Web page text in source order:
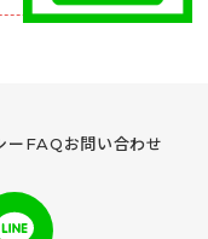
ーFAQお問い合わせ